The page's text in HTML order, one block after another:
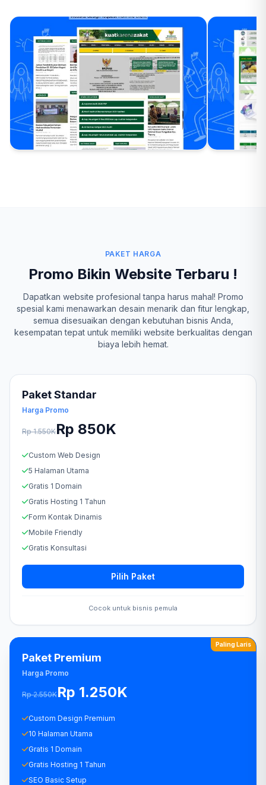
PAKET HARGA
Promo Bikin Website Terbaru !
Dapatkan website profesional tanpa harus mahal! Promo
spesial kami menawarkan desain menarik dan fitur lengkap,
semua disesuaikan dengan kebutuhan bisnis Anda,
kesempatan tepat untuk memiliki website berkualitas dengan
biaya lebih hemat.
Paket Standar
Harga Promo
Rp 1.550KRp 850K
Custom Web Design
5 Halaman Utama
Gratis 1 Domain
Gratis Hosting 1 Tahun
Form Kontak Dinamis
Mobile Friendly
Gratis Konsultasi
Pilih Paket
Cocok untuk bisnis pemula
Paling Laris
Paket Premium
Harga Promo
Rp 2.550KRp 1.250K
Custom Design Premium
10 Halaman Utama
Gratis 1 Domain
Gratis Hosting 1 Tahun
SEO Basic Setup